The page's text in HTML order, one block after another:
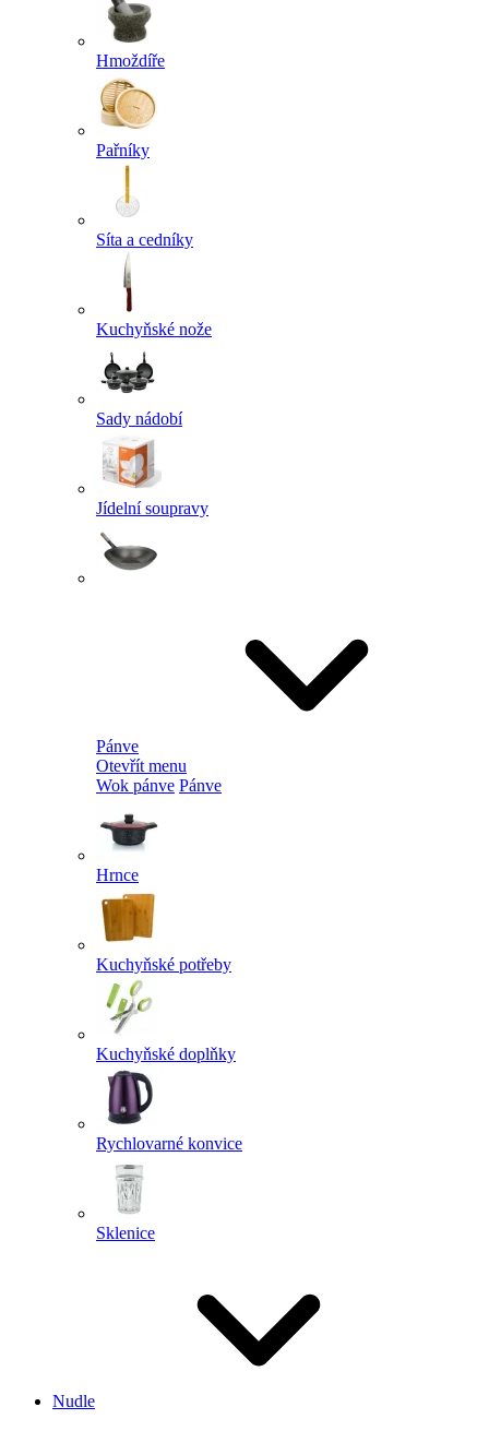
Hmoždíře
Pařníky
Síta a cedníky
Kuchyňské nože
Sady nádobí
Jídelní soupravy
Pánve
Otevřít menu
Wok pánve Pánve
Hrnce
Kuchyňské potřeby
Kuchyňské doplňky
Rychlovarné konvice
Sklenice
Nudle